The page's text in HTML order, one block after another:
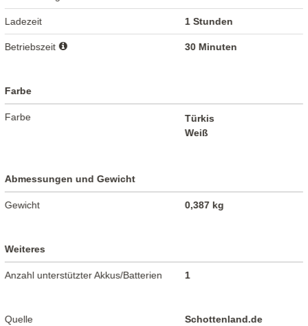
Ladezeit 1 Stunden
Betriebszeit 30 Minuten
Farbe
Farbe
Türkis
Weiß
Abmessungen und Gewicht
Gewicht 0,387 kg
Weiteres
Anzahl unterstützter Akkus/Batterien 1
Quelle Schottenland.de